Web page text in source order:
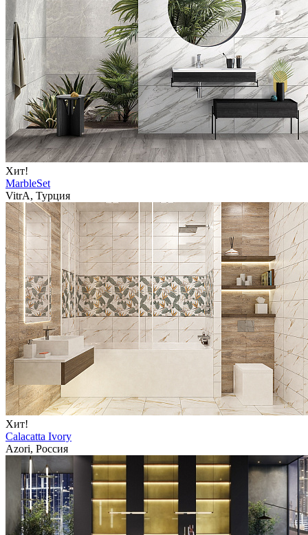
Хит!
MarbleSet
VitrA, Турция
Хит!
Calacatta Ivory
Azori, Россия